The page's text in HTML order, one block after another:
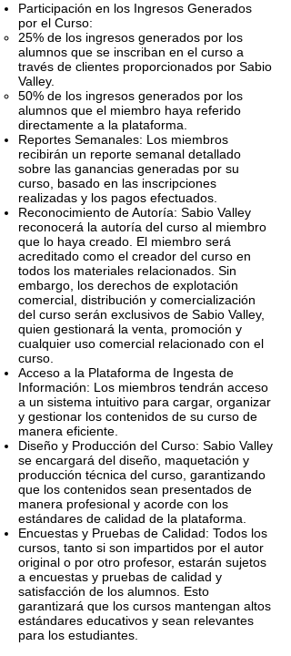
Participación en los Ingresos Generados
por el Curso:
25% de los ingresos generados por los
alumnos que se inscriban en el curso a
través de clientes proporcionados por Sabio
Valley.
50% de los ingresos generados por los
alumnos que el miembro haya referido
directamente a la plataforma.
Reportes Semanales: Los miembros
recibirán un reporte semanal detallado
sobre las ganancias generadas por su
curso, basado en las inscripciones
realizadas y los pagos efectuados.
Reconocimiento de Autoría: Sabio Valley
reconocerá la autoría del curso al miembro
que lo haya creado. El miembro será
acreditado como el creador del curso en
todos los materiales relacionados. Sin
embargo, los derechos de explotación
comercial, distribución y comercialización
del curso serán exclusivos de Sabio Valley,
quien gestionará la venta, promoción y
cualquier uso comercial relacionado con el
curso.
Acceso a la Plataforma de Ingesta de
Información: Los miembros tendrán acceso
a un sistema intuitivo para cargar, organizar
y gestionar los contenidos de su curso de
manera eficiente.
Diseño y Producción del Curso: Sabio Valley
se encargará del diseño, maquetación y
producción técnica del curso, garantizando
que los contenidos sean presentados de
manera profesional y acorde con los
estándares de calidad de la plataforma.
Encuestas y Pruebas de Calidad: Todos los
cursos, tanto si son impartidos por el autor
original o por otro profesor, estarán sujetos
a encuestas y pruebas de calidad y
satisfacción de los alumnos. Esto
garantizará que los cursos mantengan altos
estándares educativos y sean relevantes
para los estudiantes.